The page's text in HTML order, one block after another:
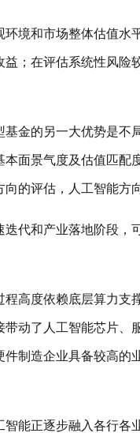
境和市场整体估值
；在评估系统性风
金的另一大优势是
面景气度及估值匹
的评估，人工智能方
代和产业落地阶段
程高度依赖底层算力
动了人工智能芯片
制造企业具备较高
智能正逐步融入各行